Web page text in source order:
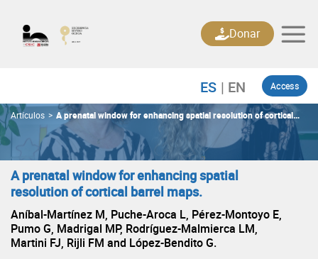
content
Access
Donar
Artículos > A prenatal window for enhancing spatial resolution of cortical
barrel maps.
A prenatal window for enhancing spatial
resolution of cortical barrel maps.
Aníbal-Martínez M, Puche-Aroca L, Pérez-Montoyo E,
Pumo G, Madrigal MP, Rodríguez-Malmierca LM,
Martini FJ, Rijli FM and López-Bendito G.